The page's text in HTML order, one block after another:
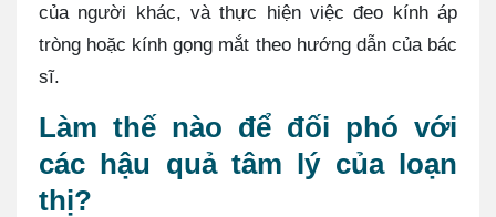
của người khác, và thực hiện việc đeo kính áp
tròng hoặc kính gọng mắt theo hướng dẫn của bác
sĩ.
Làm thế nào để đối phó với
các hậu quả tâm lý của loạn
thị?